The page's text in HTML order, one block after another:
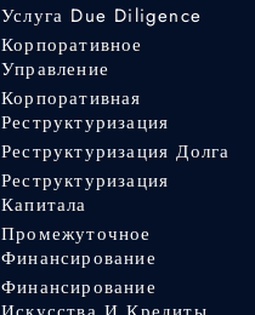
Услуга Due Diligence
Корпоративное
Управление
Корпоративная
Реструктуризация
Реструктуризация Долга
Реструктуризация
Капитала
Промежуточное
Финансирование
Финансирование